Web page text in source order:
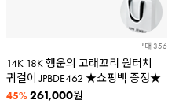
구매 356
14K 18K 행운의 고래꼬리 원터치
귀걸이 JPBDE462 ★쇼핑백 증정★
45% 261,000원